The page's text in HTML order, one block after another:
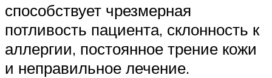
способствует чрезмерная
потливость пациента, склонность к
аллергии, постоянное трение кожи
и неправильное лечение.